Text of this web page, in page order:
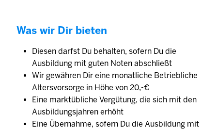
Was wir Dir bieten
Diesen darfst Du behalten, sofern Du die
Ausbildung mit guten Noten abschließt
Wir gewähren Dir eine monatliche Betriebliche
Altersvorsorge in Höhe von 20,-€
Eine marktübliche Vergütung, die sich mit den
Ausbildungsjahren erhöht
Eine Übernahme, sofern Du die Ausbildung mit